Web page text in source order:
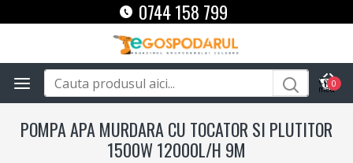
0744 158 799
0
POMPA APA MURDARA CU TOCATOR SI PLUTITOR
1500W 12000L/H 9M